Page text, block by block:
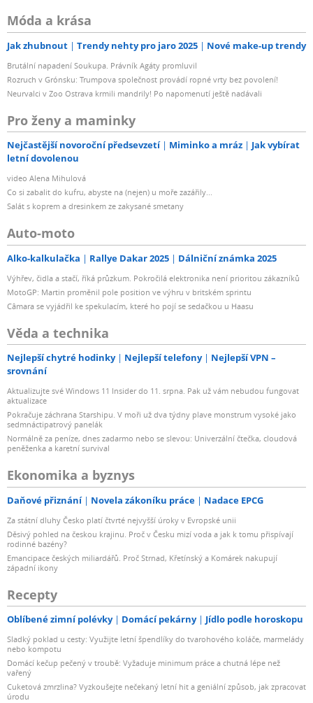
Móda a krása
Jak zhubnout Trendy nehty pro jaro 2025 Nové make-up trendy
Brutální napadení Soukupa. Právník Agáty promluvil
Rozruch v Grónsku: Trumpova společnost provádí ropné vrty bez povolení!
Neurvalci v Zoo Ostrava krmili mandrily! Po napomenutí ještě nadávali
Pro ženy a maminky
Nejčastější novoroční předsevzetí Miminko a mráz
Jak vybírat
letní dovolenou
video Alena Mihulová
Co si zabalit do kufru, abyste na (nejen) u moře zazářily...
Salát s koprem a dresinkem ze zakysané smetany
Auto-moto
Alko-kalkulačka Rallye Dakar 2025 Dálniční známka 2025
Výhřev, čidla a stačí, říká průzkum. Pokročilá elektronika není prioritou zákazníků
MotoGP: Martin proměnil pole position ve výhru v britském sprintu
Câmara se vyjádřil ke spekulacím, které ho pojí se sedačkou u Haasu
Věda a technika
Nejlepší chytré hodinky Nejlepší telefony
Nejlepší VPN –
srovnání
Aktualizujte své Windows 11 Insider do 11. srpna. Pak už vám nebudou fungovat
aktualizace
Pokračuje záchrana Starshipu. V moři už dva týdny plave monstrum vysoké jako
sedmnáctipatrový panelák
Normálně za peníze, dnes zadarmo nebo se slevou: Univerzální čtečka, cloudová
peněženka a karetní survival
Ekonomika a byznys
Daňové přiznání Novela zákoníku práce Nadace EPCG
Za státní dluhy Česko platí čtvrté nejvyšší úroky v Evropské unii
Děsivý pohled na českou krajinu. Proč v Česku mizí voda a jak k tomu přispívají
rodinné bazény?
Emancipace českých miliardářů. Proč Strnad, Křetínský a Komárek nakupují
západní ikony
Recepty
Oblíbené zimní polévky Domácí pekárny Jídlo podle horoskopu
Sladký poklad u cesty: Využijte letní špendlíky do tvarohového koláče, marmelády
nebo kompotu
Domácí kečup pečený v troubě: Vyžaduje minimum práce a chutná lépe než
vařený
Cuketová zmrzlina? Vyzkoušejte nečekaný letní hit a geniální způsob, jak zpracovat
úrodu